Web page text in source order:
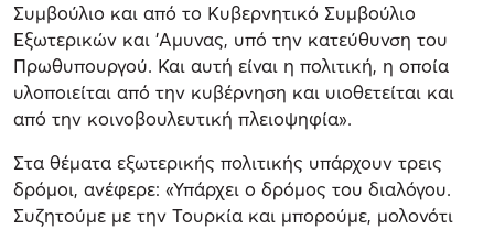
Συμβούλιο και από το Κυβερνητικό Συμβούλιο
Εξωτερικών και 'Αμυνας, υπό την κατεύθυνση του
Πρωθυπουργού. Και αυτή είναι η πολιτική, η οποία
υλοποιείται από την κυβέρνηση και υιοθετείται και
από την κοινοβουλευτική πλειοψηφία».
Στα θέματα εξωτερικής πολιτικής υπάρχουν τρεις
δρόμοι, ανέφερε: «Υπάρχει ο δρόμος του διαλόγου.
Συζητούμε με την Τουρκία και μπορούμε, μολονότι